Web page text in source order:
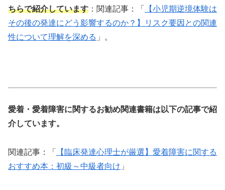
ちらで紹介しています ：関連記事：「
【小児期逆境体験は
その後の発達にどう影響するのか？】リスク要因との関連
性について理解を深める 」。
愛着・愛着障害に関するお勧め関連書籍は以下の記事で紹
介しています。
関連記事：「
【臨床発達心理士が厳選】愛着障害に関する
おすすめ本：初級～中級者向け 」